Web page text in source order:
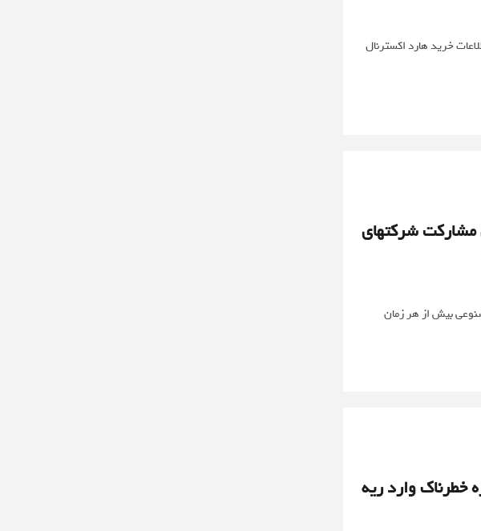
خرید هارد اکسترنال
شرکتهای
بیش از هر زمان
خطرناک وارد ریه